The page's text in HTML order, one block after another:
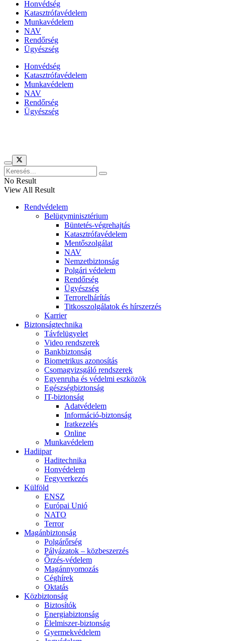
Honvédség
Katasztrófavédelem
Munkavédelem
NAV
Rendőrség
Ügyészség
Honvédség
Katasztrófavédelem
Munkavédelem
NAV
Rendőrség
Ügyészség
No Result
View All Result
Rendvédelem
Belügyminisztérium
Büntetés-végrehajtás
Katasztrófavédelem
Mentőszolgálat
NAV
Nemzetbiztonság
Polgári védelem
Rendőrség
Ügyészség
Terrorelhárítás
Titkosszolgálatok és hírszerzés
Karrier
Biztonságtechnika
Távfelügyelet
Video rendszerek
Bankbiztonság
Biometrikus azonosítás
Csomagvizsgáló rendszerek
Egyenruha és védelmi eszközök
Egészségbiztonság
IT-biztonság
Adatvédelem
Információ-biztonság
Iratkezelés
Online
Munkavédelem
Hadiipar
Haditechnika
Honvédelem
Fegyverkezés
Külföld
ENSZ
Európai Unió
NATO
Terror
Magánbiztonság
Polgárőrség
Pályázatok – közbeszerzés
Őrzés-védelem
Magánnyomozás
Céghírek
Oktatás
Közbiztonság
Biztosítók
Energiabiztonság
Élelmiszer-biztonság
Gyermekvédelem